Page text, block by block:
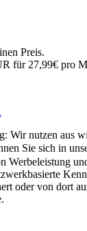
Preis.
für 27,99€ pro
Wir nutzen aus
Sie sich in
Werbeleistung
oder von dort